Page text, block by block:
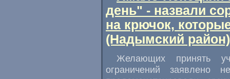
день" - назвали
на крючок,
(Надымский район)
Желающих принять
ограничений заявлено